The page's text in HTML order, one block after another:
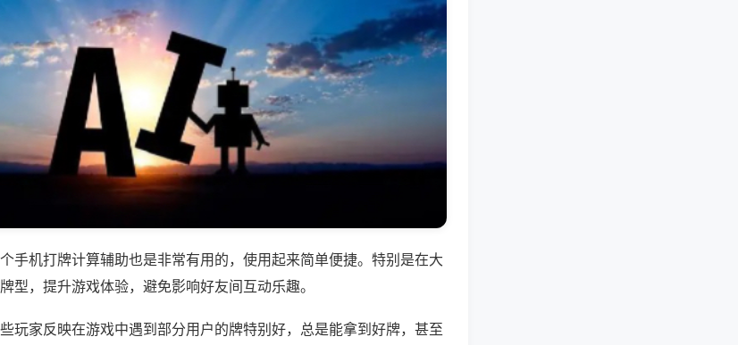
手机打牌计算辅助也是非常有用的，使用起来简单便捷。特别是在大
型，提升游戏体验，避免影响好友间互动乐趣。
玩家反映在游戏中遇到部分用户的牌特别好，总是能拿到好牌，甚至